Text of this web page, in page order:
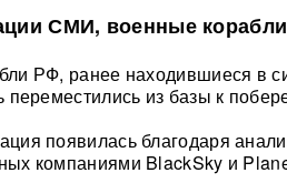
СМИ, военные корабли
РФ, ранее находившиеся в
переместились из базы к
появилась благодаря
компаниями BlackSky и